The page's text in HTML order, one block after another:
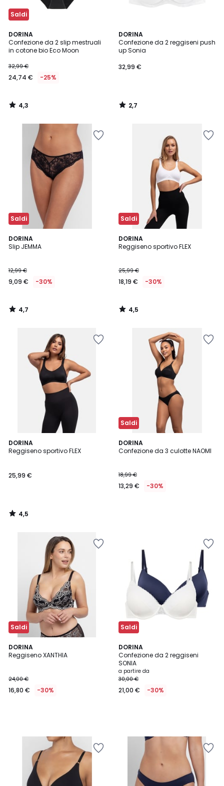
Saldi
DORINA
Confezione da 2 slip mestruali
in cotone bio Eco Moon
32,99 €
24,74 € -25%
4,3
/ 5
4,3
/
DORINA
Confezione da 2 reggiseni push
up Sonia
32,99 €
2,7
/ 5
2,7
/
Saldi
DORINA
Slip JEMMA
12,99 €
9,09 € -30%
4,7
/ 5
4,7
/
Saldi
DORINA
Reggiseno sportivo FLEX
25,99 €
18,19 € -30%
4,5
/ 5
4,5
/
DORINA
Reggiseno sportivo FLEX
25,99 €
4,5
/ 5
4,5
/
Saldi
DORINA
Confezione da 3 culotte NAOMI
18,99 €
13,29 € -30%
Saldi
DORINA
Reggiseno XANTHIA
24,00 €
16,80 € -30%
Saldi
DORINA
Confezione da 2 reggiseni
SONIA
a partire da
30,00 €
21,00 € -30%